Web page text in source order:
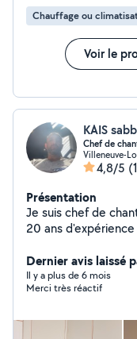
Chauffage ou
Voir le
KAIS
Chef de
Villeneuve-
4,8/5
Présentation
Je suis chef de
20 ans
Dernier avis laissé
Il y a plus de 6 mois
Merci très réactif